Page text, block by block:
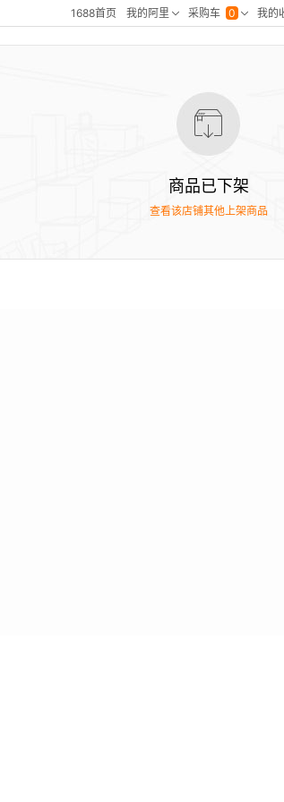
商品已下架
查看该店铺其他上架商品